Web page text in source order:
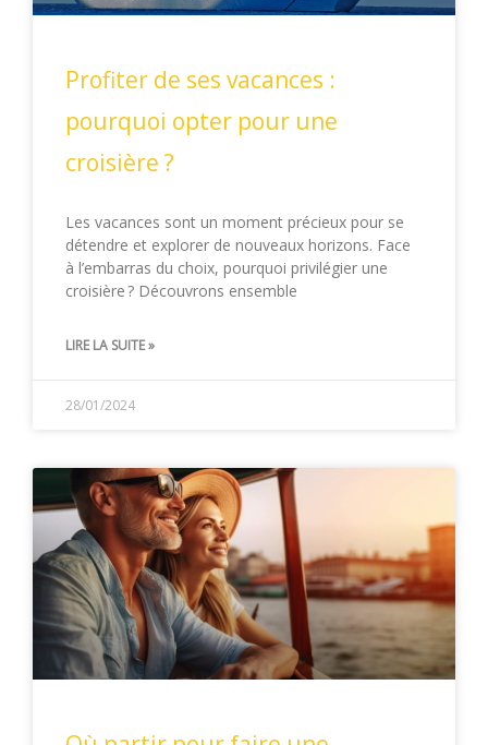
Profiter de ses vacances :
pourquoi opter pour une
croisière ?
Les vacances sont un moment précieux pour se
détendre et explorer de nouveaux horizons. Face
à l’embarras du choix, pourquoi privilégier une
croisière ? Découvrons ensemble
LIRE LA SUITE »
28/01/2024